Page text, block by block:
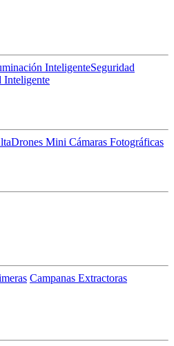
InteligenteSeguridad
Inteligente
Drones Mini Cámaras Fotográficas
Campanas Extractoras